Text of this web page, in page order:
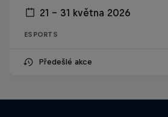
21 – 31 května 2026
ESPORTS
Předešlé akce